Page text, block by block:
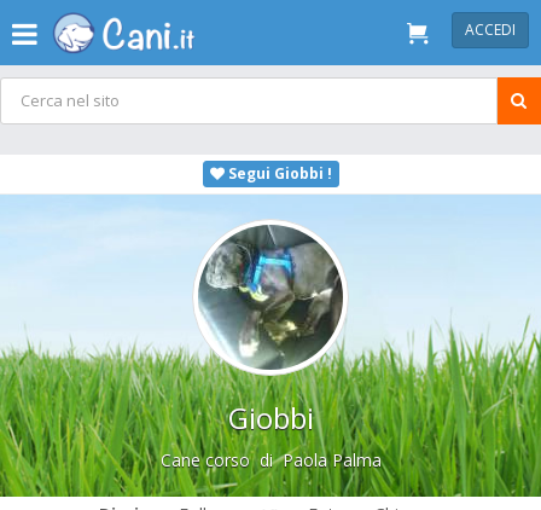
ACCEDI
Segui Giobbi !
Giobbi
Cane corsodiPaola Palma